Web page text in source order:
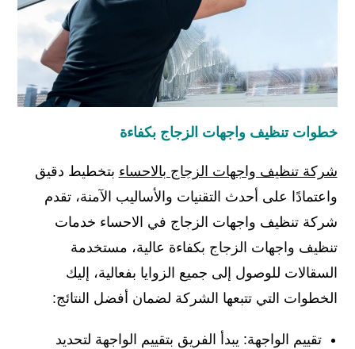
خطوات تنظيف واجهات الزجاج بكفاءة
شركة تنظيف واجهات الزجاج بالاحساء بتخطيط دقيق
واعتمادًا على أحدث التقنيات والأساليب الآمنة، تقدم
شركة تنظيف واجهات الزجاج في الاحساء خدمات
تنظيف واجهات الزجاج بكفاءة عالية، مستخدمة
السقالات للوصول إلى جميع الزوايا بفعالية، إليك
الخطوات التي تتبعها الشركة لضمان أفضل النتائج:
تقييم الواجهة: يبدأ الفريق بتقييم الواجهة لتحديد